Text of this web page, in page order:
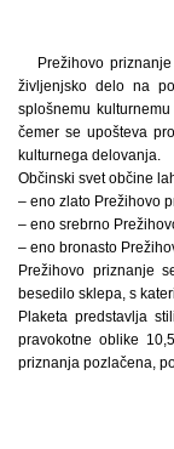
Prežihovo
življenjsko delo na
splošnemu
čemer se upošteva
kulturnega delovanja.
Občinski svet občine
– eno zlato Prežihovo
– eno srebrno
– eno bronasto
Prežihovo priznanje
besedilo sklepa, s
Plaketa predstavlja
pravokotne oblike
priznanja pozlačena,